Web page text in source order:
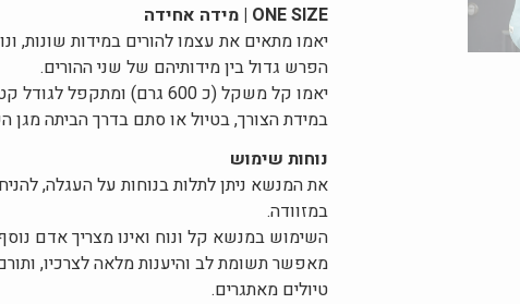
ONE SIZE | מידה אחידה
יאמו מתאים את עצמו להורים במידות שונות,
הפרש גדול בין מידותיהם של שני ההורים.
יאמו קל משקל (כ 600 גרם)
במידת הצורך, בטיול או סתם בדרך הביתה
נוחות שימוש
את המנשא ניתן לתלות בנוחות על העגלה,
במזוודה.
השימוש במנשא קל ונוח ואינו מצריך אדם
מאפשר תשומת לב והיענות מלאה לצרכיו,
טיולים מאתגרים.